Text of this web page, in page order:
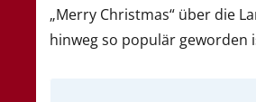
„Merry Christmas“ über die
hinweg so populär geworden